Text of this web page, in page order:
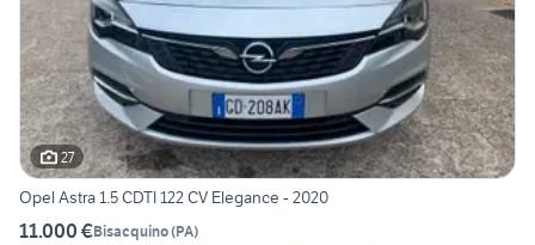
27
Opel Astra 1.5 CDTI 122 CV Elegance - 2020
11.000 €Bisacquino(PA)